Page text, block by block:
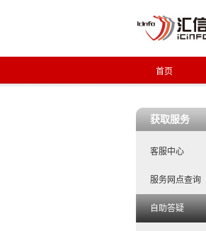
首页
获取服务
客服中心
服务网点查询
自助答疑